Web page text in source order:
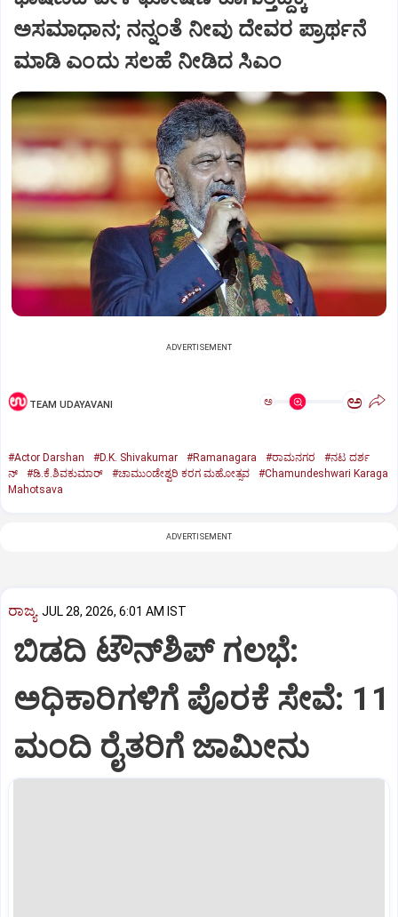
ಅಸಮಾಧಾನ; ನನ್ನಂತೆ ನೀವು ದೇವರ ಪ್ರಾರ್ಥನೆ
ಮಾಡಿ ಎಂದು ಸಲಹೆ ನೀಡಿದ ಸಿಎಂ
ADVERTISEMENT
TEAM UDAYAVANI ಅ ಅ
#Actor Darshan #D.K. Shivakumar #Ramanagara #ರಾಮನಗರ
#ನಟ ದರ್ಶ
ನ್
#ಡಿ.ಕೆ.ಶಿವಕುಮಾರ್ #ಚಾಮುಂಡೇಶ್ವರಿ ಕರಗ ಮಹೋತ್ಸವ
#Chamundeshwari Karaga
Mahotsava
ADVERTISEMENT
ರಾಜ್ಯ JUL 28, 2026, 6:01 AM IST
ಬಿಡದಿ ಟೌನ್‌ಶಿಪ್‌ ಗಲಭೆ:
ಅಧಿಕಾರಿಗಳಿಗೆ ಪೊರಕೆ ಸೇವೆ: 11
ಮಂದಿ ರೈತರಿಗೆ ಜಾಮೀನು